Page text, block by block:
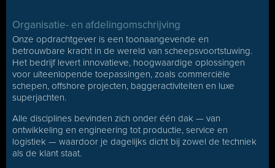
Organisatie- en afdelingomschrijving
Onze opdrachtgever is een toonaangevende en
betrouwbare kracht in de wereld van scheepsvoortstuwing.
Het bedrijf levert innovatieve, hoogwaardige oplossingen
voor uiteenlopende toepassingen, zoals commerciële
schepen, offshore projecten, baggeractiviteiten en luxe
superjachten.
Alle disciplines bevinden zich onder één dak — van
ontwikkeling en engineering tot productie, service en
logistiek — waardoor je dagelijks dicht bij zowel de techniek
als de klant staat.